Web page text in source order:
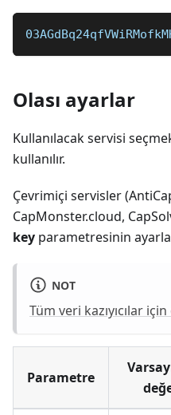
Olası ayarlar
Kullanılacak servisi
kullanılır.
Çevrimiçi servisler
CapMonster.cloud,
key parametresinin
NOT
Tüm veri kazıyıcılar
Parametre